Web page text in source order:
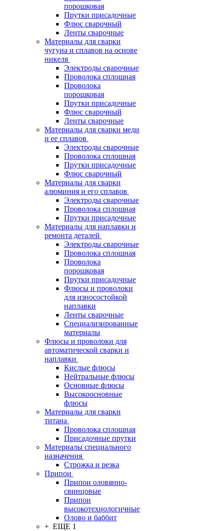
порошковая
Прутки присадочные
Флюс сварочный
Ленты сварочные
Материалы для сварки
чугуна и сплавов на основе
никеля
Электроды сварочные
Проволока сплошная
Проволока
порошковая
Прутки присадочные
Флюс сварочный
Ленты сварочные
Материалы для сварки меди
и ее сплавов
Электроды сварочные
Проволока сплошная
Прутки присадочные
Флюс сварочный
Материалы для сварки
алюминия и его сплавов
Электроды сварочные
Проволока сплошная
Прутки присадочные
Материалы для наплавки и
ремонта деталей
Электроды сварочные
Проволока сплошная
Проволока
порошковая
Прутки присадочные
Флюсы и проволоки
для износостойкой
наплавки
Ленты сварочные
Специализированные
материалы
Флюсы и проволоки для
автоматической сварки и
наплавки
Кислые флюсы
Нейтральные флюсы
Основные флюсы
Высокоосновные
флюсы
Материалы для сварки
титана
Проволока сплошная
Присадочные прутки
Материалы специального
назначения
Строжка и резка
Припои
Припои оловянно-
свинцовые
Припои
высокотехнологичные
Олово и баббит
+ ЕЩЕ 1